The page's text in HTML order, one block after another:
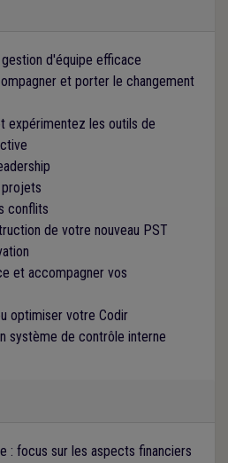
est programmée
d'équipe efficace
est programméeet porter le changement
est programmée
expérimentez les outils de
est programmée
est programmée
est programmée
conflits
de votre nouveau PST
et accompagner vos
optimiser votre Codir
système de contrôle interne
: focus sur les aspects financiers